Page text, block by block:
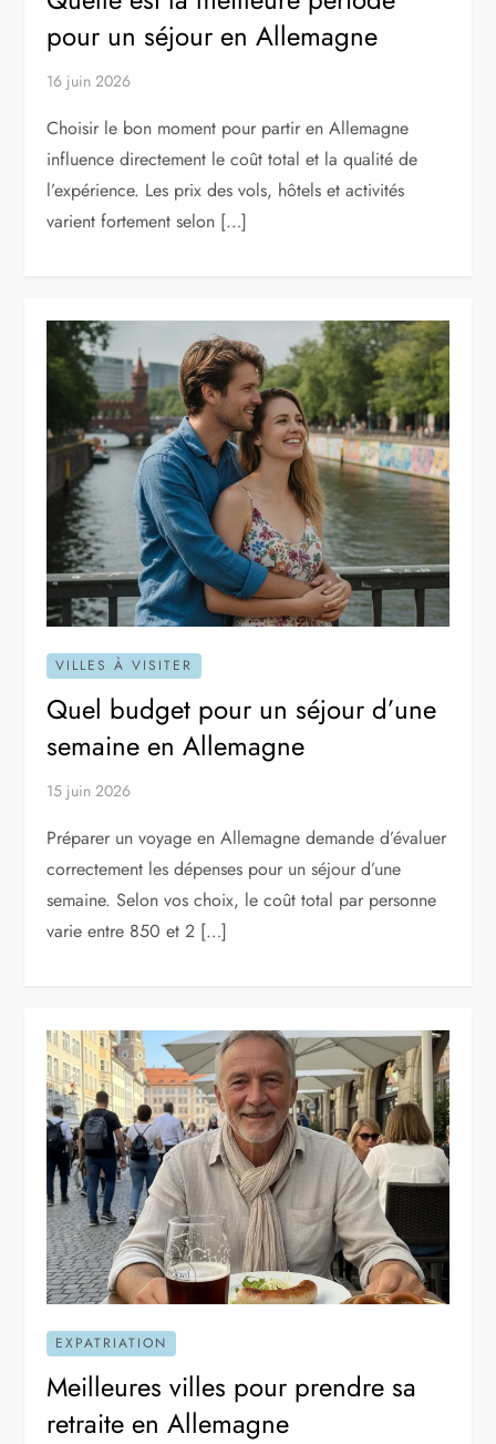
pour un séjour en Allemagne
16 juin 2026
Choisir le bon moment pour partir en Allemagne
influence directement le coût total et la qualité de
l’expérience. Les prix des vols, hôtels et activités
varient fortement selon […]
VILLES À VISITER
Quel budget pour un séjour d’une
semaine en Allemagne
15 juin 2026
Préparer un voyage en Allemagne demande d’évaluer
correctement les dépenses pour un séjour d’une
semaine. Selon vos choix, le coût total par personne
varie entre 850 et 2 […]
EXPATRIATION
Meilleures villes pour prendre sa
retraite en Allemagne